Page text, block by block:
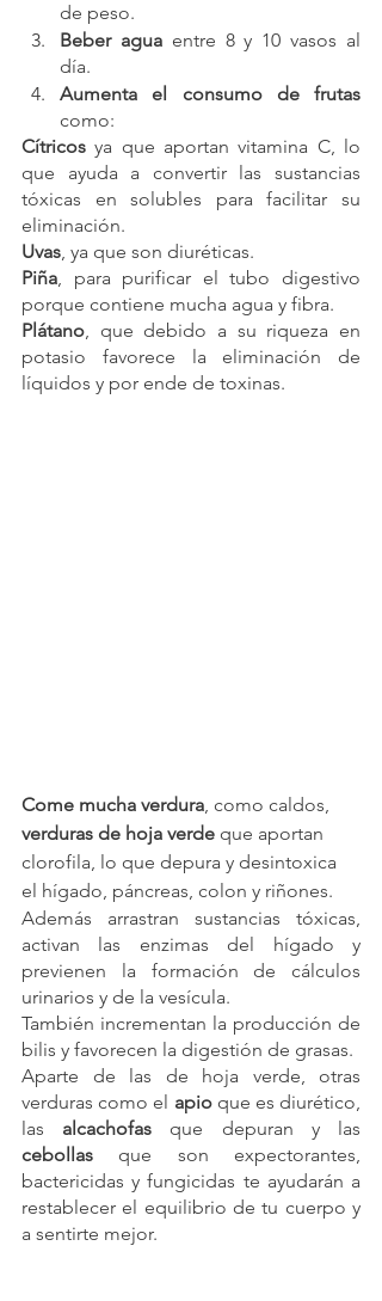
de peso.
Beber agua entre 8 y 10 vasos al
día.
como:
Cítricos ya que aportan vitamina C, lo
que ayuda a convertir las sustancias
tóxicas en solubles para facilitar su
eliminación.
Uvas, ya que son diuréticas.
Piña, para purificar el tubo digestivo
porque contiene mucha agua y fibra.
Plátano, que debido a su riqueza en
potasio favorece la eliminación de
líquidos y por ende de toxinas.
Come mucha verdura, como caldos,
verduras de hoja verde que aportan
clorofila, lo que depura y desintoxica
el hígado, páncreas, colon y riñones.
Además arrastran sustancias tóxicas,
activan las enzimas del hígado y
previenen la formación de cálculos
urinarios y de la vesícula.
También incrementan la producción de
bilis y favorecen la digestión de grasas.
Aparte de las de hoja verde, otras
verduras como el apio que es diurético,
las alcachofas
cebollas que son expectorantes,
bactericidas y fungicidas te ayudarán a
restablecer el equilibrio de tu cuerpo y
a sentirte mejor.